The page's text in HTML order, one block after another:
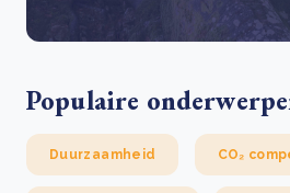
Populaire
Duurzaamheid CO₂